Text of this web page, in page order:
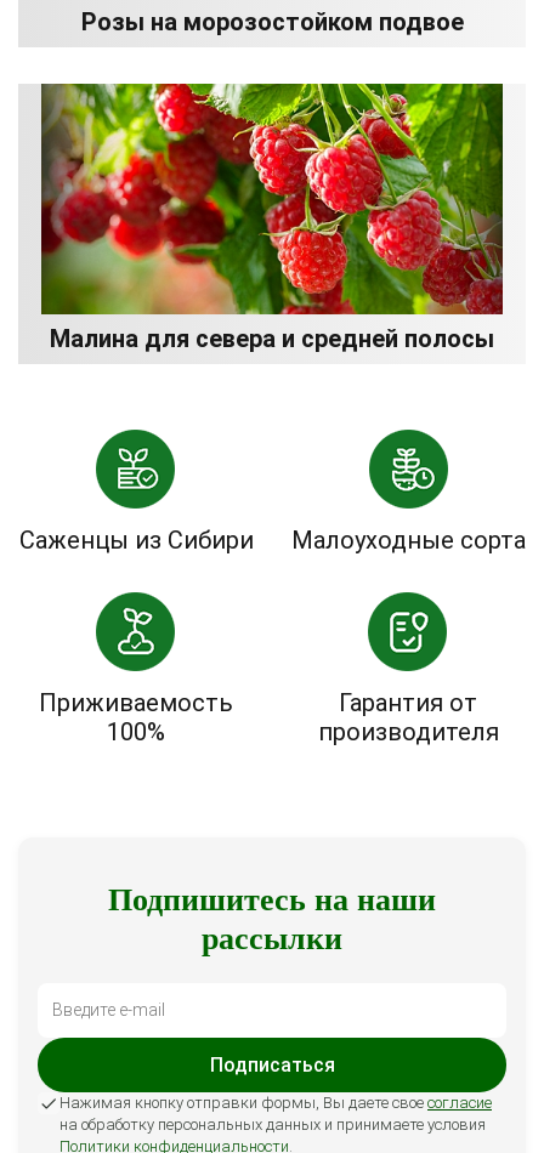
Розы на морозостойком подвое
Малина для севера и средней полосы
Саженцы из Сибири Малоуходные сорта
Приживаемость
100%
Гарантия от
производителя
Подпишитесь на наши
рассылки
Подписаться
Нажимая кнопку отправки формы, Вы даете свое согласие
на обработку персональных данных и принимаете условия
Политики конфиденциальности.